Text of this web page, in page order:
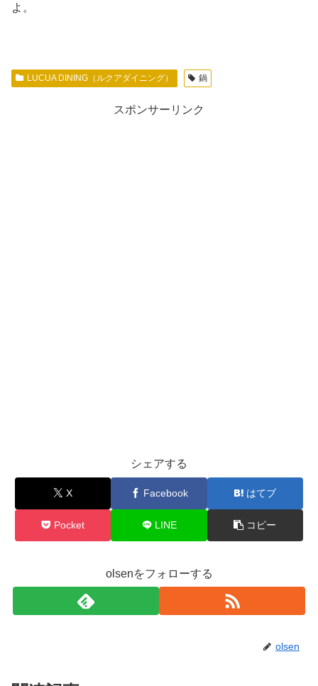
よ。
LUCUA DINING（ルクアダイニング） 鍋
スポンサーリンク
シェアする
X Facebook はてブ
Pocket LINE コピー
olsenをフォローする
olsen